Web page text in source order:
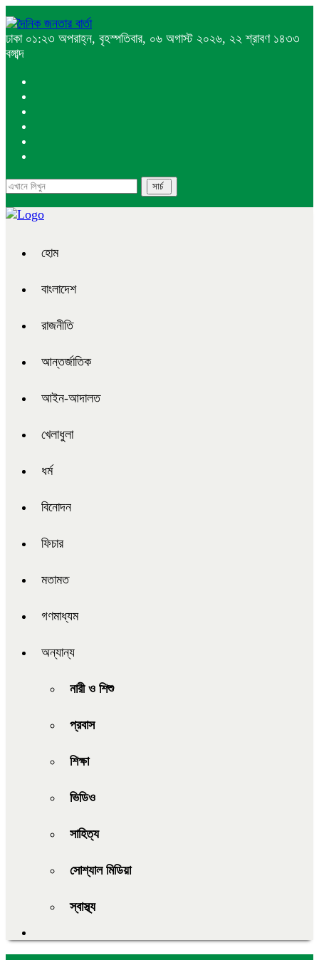
ঢাকা ০১:২৩ অপরাহ্ন, বৃহস্পতিবার, ০৬ অগাস্ট ২০২৬, ২২ শ্রাবণ ১৪৩৩
বঙ্গাব্দ
হোম
বাংলাদেশ
রাজনীতি
আন্তর্জাতিক
আইন-আদালত
খেলাধুলা
ধর্ম
বিনোদন
ফিচার
মতামত
গণমাধ্যম
অন্যান্য
নারী ও শিশু
প্রবাস
শিক্ষা
ভিডিও
সাহিত্য
সোশ্যাল মিডিয়া
স্বাস্থ্য